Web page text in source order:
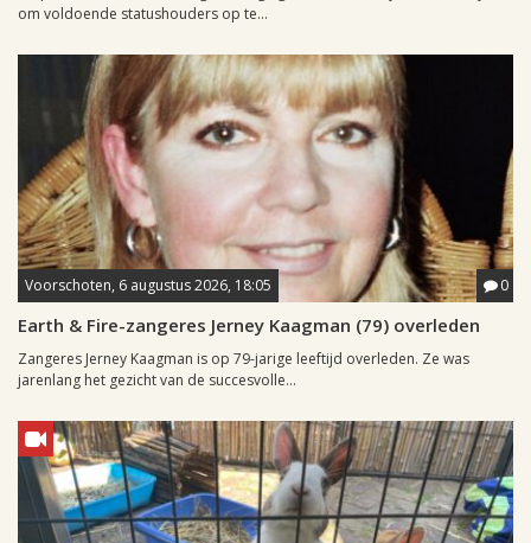
om voldoende statushouders op te...
Voorschoten, 6 augustus 2026, 18:05 0
Earth & Fire-zangeres Jerney Kaagman (79) overleden
Zangeres Jerney Kaagman is op 79-jarige leeftijd overleden. Ze was
jarenlang het gezicht van de succesvolle...